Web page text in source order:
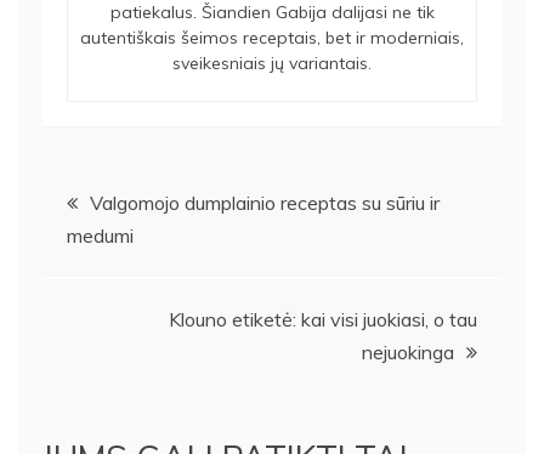
patiekalus. Šiandien Gabija dalijasi ne tik
autentiškais šeimos receptais, bet ir moderniais,
sveikesniais jų variantais.
Navigacija
tarp
Valgomojo dumplainio receptas su sūriu ir
medumi
Klouno etiketė: kai visi juokiasi, o tau
nejuokinga